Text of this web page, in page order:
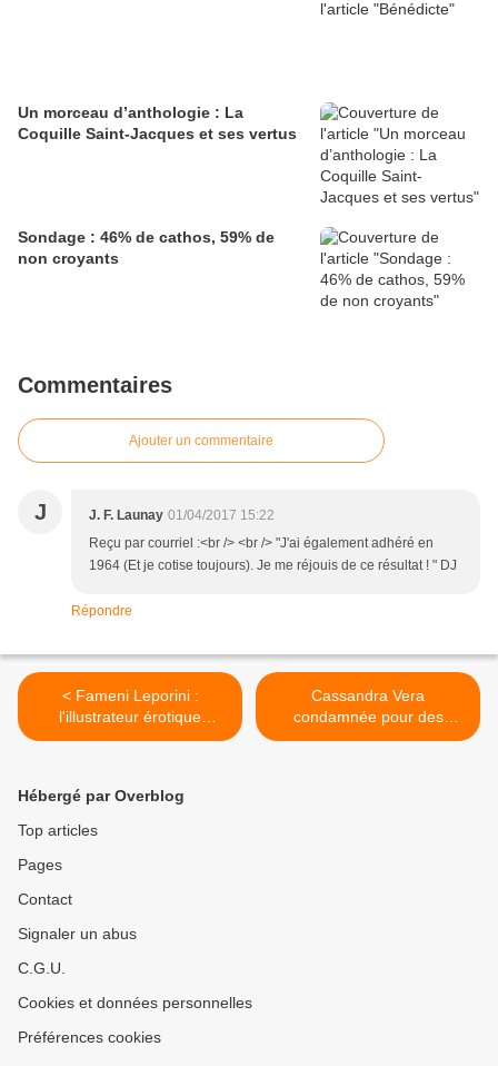
Un morceau d’anthologie : La
Coquille Saint-Jacques et ses vertus
Sondage : 46% de cathos, 59% de
non croyants
Commentaires
Ajouter un commentaire
J J. F. Launay 01/04/2017 15:22
Reçu par courriel :<br /> <br /> "J'ai également adhéré en
1964 (Et je cotise toujours). Je me réjouis de ce résultat ! " DJ
Répondre
< Fameni Leporini :
l'illustrateur érotique
inconnu
Cassandra Vera
condamnée pour des
blagues sur Carrero Blanco
Hébergé par Overblog
Top articles
Pages
Contact
Signaler un abus
C.G.U.
Cookies et données personnelles
Préférences cookies